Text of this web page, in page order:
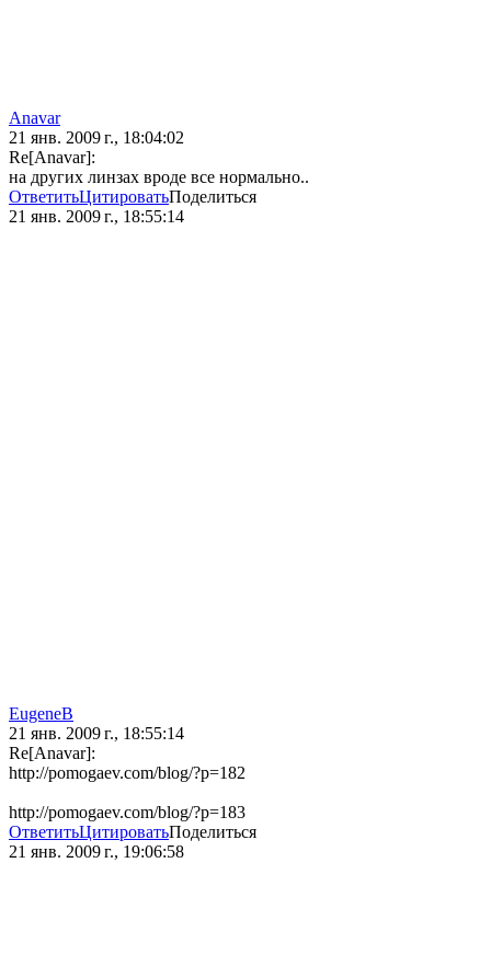
Anavar
21 янв. 2009 г., 18:04:02
Re[Anavar]:
на других линзах вроде все нормально..
ОтветитьЦитироватьПоделиться
21 янв. 2009 г., 18:55:14
EugeneB
21 янв. 2009 г., 18:55:14
Re[Anavar]:
http://pomogaev.com/blog/?p=182
http://pomogaev.com/blog/?p=183
ОтветитьЦитироватьПоделиться
21 янв. 2009 г., 19:06:58